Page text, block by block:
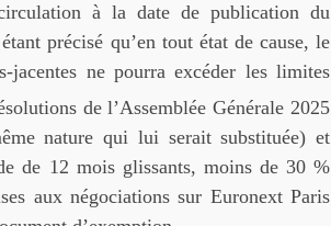
à la date de publication du
précisé qu’en tout état de cause, le
jacentes ne pourra excéder les limites
de l’Assemblée Générale 2025
nature qui lui serait substituée) et
de 12 mois glissants, moins de 30 %
aux négociations sur Euronext Paris